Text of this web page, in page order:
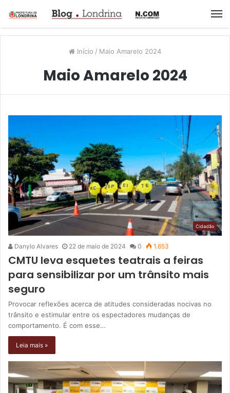
Início / Maio Amarelo 2024
Maio Amarelo 2024
Cidadão
Danylo Alvares 22 de maio de 2024 0 1.653
CMTU leva esquetes teatrais a feiras
para sensibilizar por um trânsito mais
seguro
Provocar reflexões acerca de atitudes consideradas nocivas no
trânsito e estimular entre os espectadores mudanças de
comportamento. É com esse…
Leia mais »